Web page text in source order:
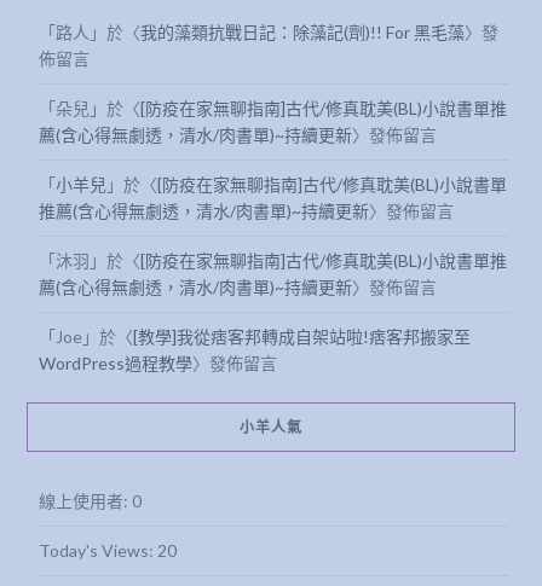
「路人 」於〈我的藻類抗戰日記：除藻記(劑)!! For 黑毛藻〉發
佈留言
「朵兒 」於〈[防疫在家無聊指南]古代/修真耽美(BL)小說書單推
薦(含心得無劇透，清水/肉書單)~持續更新〉發佈留言
「小羊兒 」於〈[防疫在家無聊指南]古代/修真耽美(BL)小說書單
推薦(含心得無劇透，清水/肉書單)~持續更新〉發佈留言
「沐羽 」於〈[防疫在家無聊指南]古代/修真耽美(BL)小說書單推
薦(含心得無劇透，清水/肉書單)~持續更新〉發佈留言
「Joe 」於〈[教學]我從痞客邦轉成自架站啦!痞客邦搬家至
WordPress過程教學〉發佈留言
小羊人氣
線上使用者: 0
Today's Views: 20